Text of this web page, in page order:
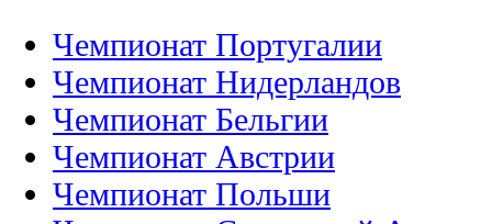
Чемпионат Португалии
Чемпионат Нидерландов
Чемпионат Бельгии
Чемпионат Австрии
Чемпионат Польши